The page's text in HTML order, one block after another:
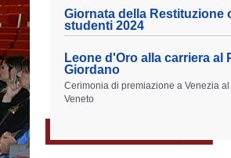
Giornata della Restituzione
studenti 2024
Leone d'Oro alla carriera al
Giordano
Cerimonia di premiazione a Venezia
Veneto